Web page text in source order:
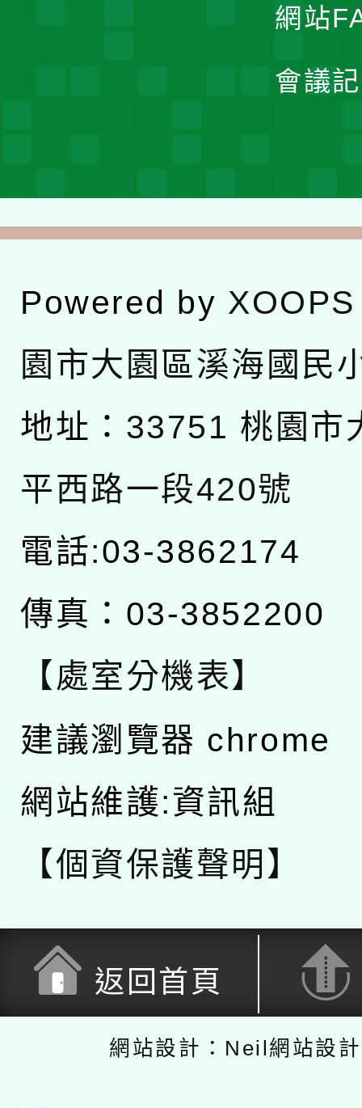
網站
會議
Powered by XOOPS
園市大園區溪海國民
地址： 33751 桃園市
平西路一段420號
電話:03-3862174
傳真：03-3852200
【處室分機表】
建議瀏覽器 chrome
網站維護:資訊組
【個資保護聲明】
返回首頁
網站設計：Neil網站設